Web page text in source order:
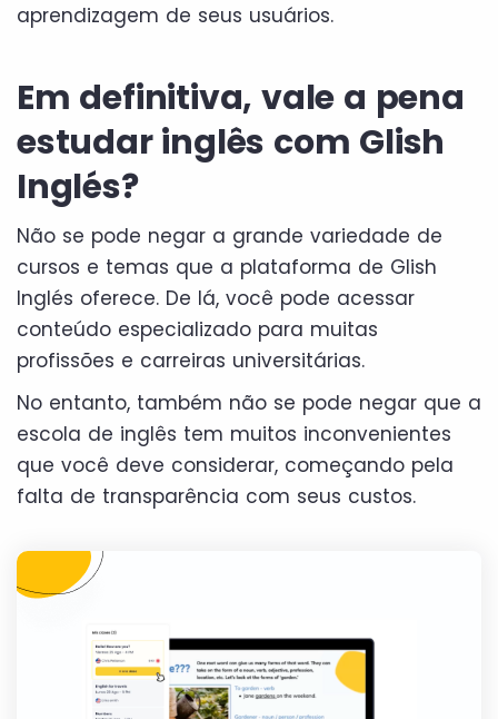
aprendizagem de seus usuários.
Em definitiva, vale a pena
estudar inglês com Glish
Inglés?
Não se pode negar a grande variedade de
cursos e temas que a plataforma de Glish
Inglés oferece. De lá, você pode acessar
conteúdo especializado para muitas
profissões e carreiras universitárias.
No entanto, também não se pode negar que a
escola de inglês tem muitos inconvenientes
que você deve considerar, começando pela
falta de transparência com seus custos.